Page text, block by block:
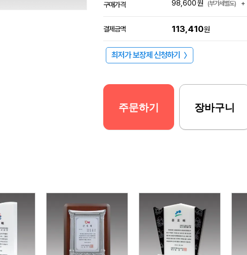
구매가격 98,600원 (부가세별도) +
결제금액 113,410원
최저가 보장제 신청하기 〉
주문하기 장바구니